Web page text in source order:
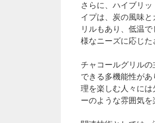
さらに、ハイブリ
イプは、炭の風味
リルもあり、低温
様なニーズに応じた
チャコールグリル
できる多機能性が
理を楽しむ人々に
ーのような雰囲気